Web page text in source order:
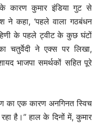
कारण कुमार इंडिया गुट से
ने कहा, ‘पहले वाला गठबंधन
के पहले ट्वीट के कुछ घंटों
चतुर्वेदी ने एक्स पर लिखा,
भाजपा समर्थकों सहित पूरे
का एक कारण अनगिनत स्विच
है।” हाल के दिनों में, कुमार